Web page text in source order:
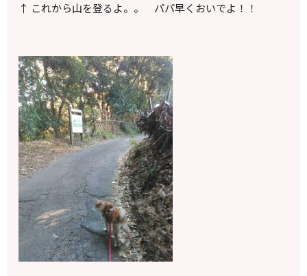
↑ これから山を登るよ。。 パパ早くおいでよ！！